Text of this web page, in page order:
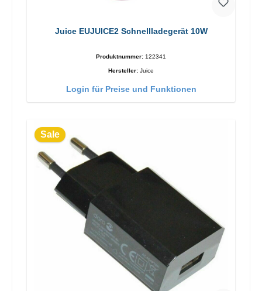
Juice EUJUICE2 Schnellladegerät 10W
Produktnummer: 122341
Hersteller: Juice
Login für Preise und Funktionen
Sale